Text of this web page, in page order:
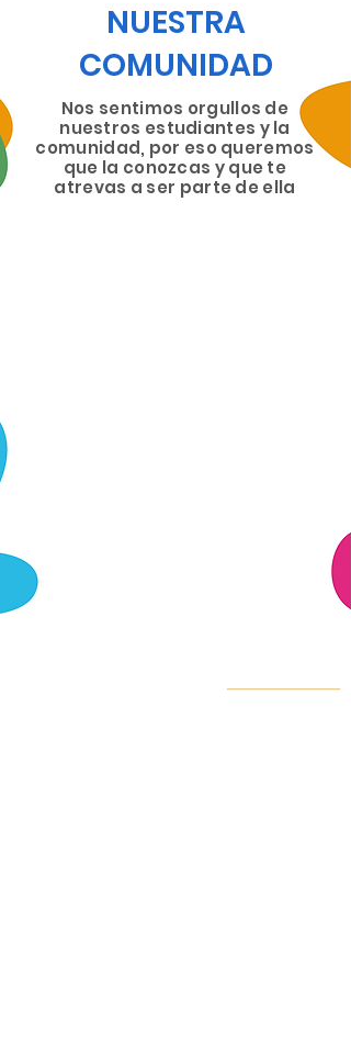
NUESTRA
COMUNIDAD
Nos sentimos orgullos de
nuestros estudiantes y la
comunidad, por eso queremos
que la conozcas y que te
atrevas a ser parte de ella